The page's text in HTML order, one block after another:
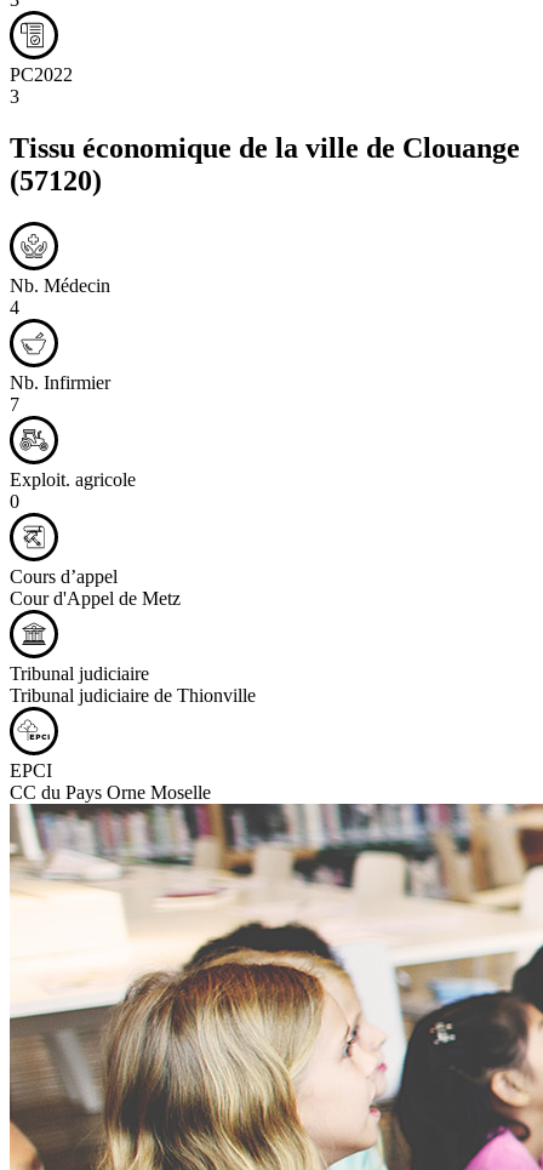
PC2022
3
Tissu économique de la ville de Clouange
(57120)
Nb. Médecin
4
Nb. Infirmier
7
Exploit. agricole
0
Cours d’appel
Cour d'Appel de Metz
Tribunal judiciaire
Tribunal judiciaire de Thionville
EPCI
CC du Pays Orne Moselle